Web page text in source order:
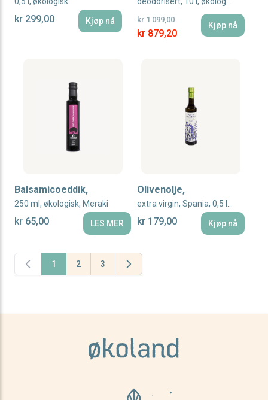
kr 299,00 Kjøp nå
Special Price
kr 879,20
kr 1 099,00
Kjøp nå
Balsamicoeddik,
250 ml, økologisk, Meraki
kr 65,00 LES MER
Olivenolje,
kr 179,00 Kjøp nå
You're currently reading page
1
Page
2
Page
3